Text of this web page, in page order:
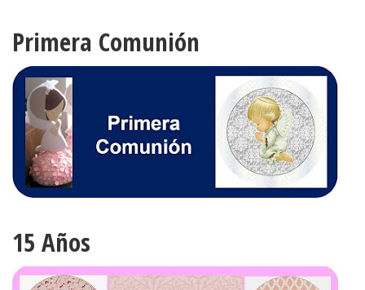
Primera Comunión
15 Años